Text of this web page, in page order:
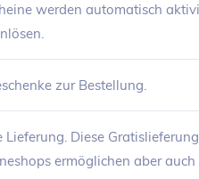
werden automatisch
zur Bestellung.
Diese
ermöglichen aber auch